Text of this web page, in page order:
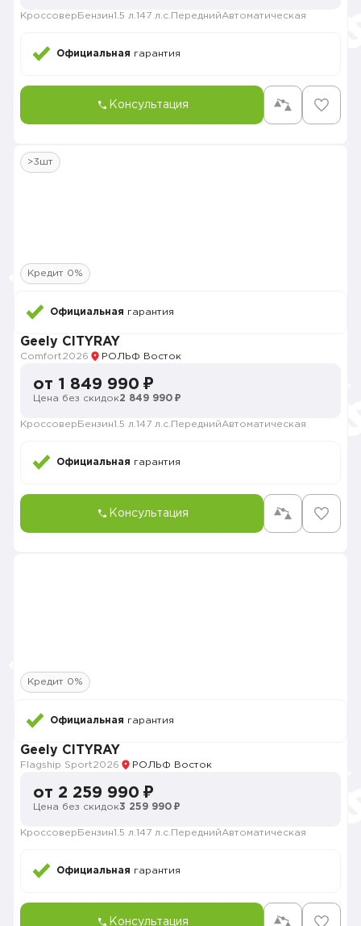
Кроссовер Бензин1.5 л. 147 л.с. ПереднийАвтоматическая
Официальная гарантия
Консультация
>3шт
Кредит 0%
Официальная гарантия
Geely CITYRAY
Comfort2026 РОЛЬФ Восток
от 1 849 990 ₽
Цена без скидок2 849 990 ₽
Кроссовер Бензин1.5 л. 147 л.с. ПереднийАвтоматическая
Официальная гарантия
Консультация
Кредит 0%
Официальная гарантия
Geely CITYRAY
Flagship Sport2026 РОЛЬФ Восток
от 2 259 990 ₽
Цена без скидок3 259 990 ₽
Кроссовер Бензин1.5 л. 147 л.с. ПереднийАвтоматическая
Официальная гарантия
Консультация